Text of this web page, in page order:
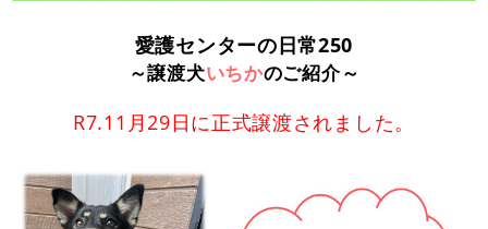
愛護センターの日常250
～譲渡犬いちかのご紹介～
R7.11月29日に正式譲渡されました。